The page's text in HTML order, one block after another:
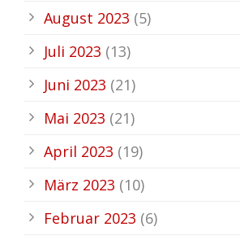
August 2023 (5)
Juli 2023 (13)
Juni 2023 (21)
Mai 2023 (21)
April 2023 (19)
März 2023 (10)
Februar 2023 (6)